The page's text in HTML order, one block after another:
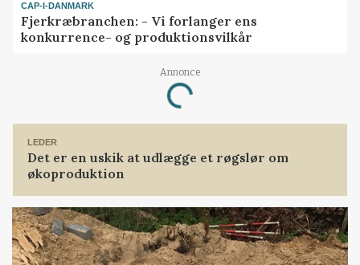
CAP-I-DANMARK
Fjerkræbranchen: - Vi forlanger ens
konkurrence- og produktionsvilkår
Annonce
Loading...
LEDER
Det er en uskik at udlægge et røgslør om
økoproduktion